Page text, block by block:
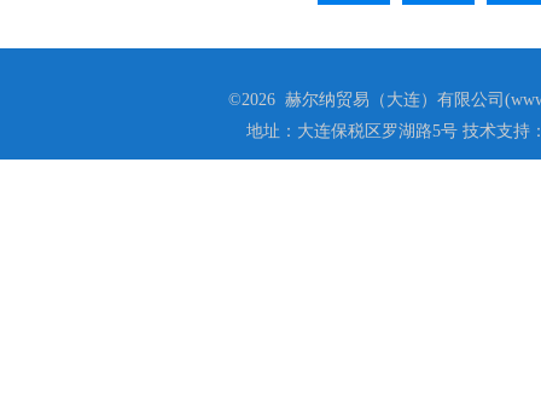
©2026 赫尔纳贸易（大连）有限公司
地址：大连保税区罗湖路5号 技术支持